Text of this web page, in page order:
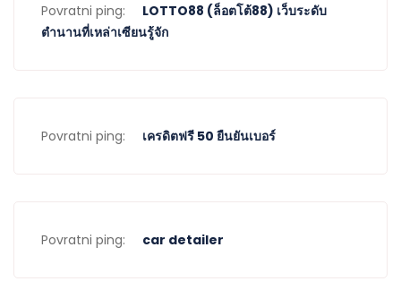
Povratni ping:
LOTTO88 (ล็อตโต้88) เว็บระดับ
ตำนานที่เหล่าเซียนรู้จัก
Povratni ping: เครดิตฟรี 50 ยืนยันเบอร์
Povratni ping: car detailer